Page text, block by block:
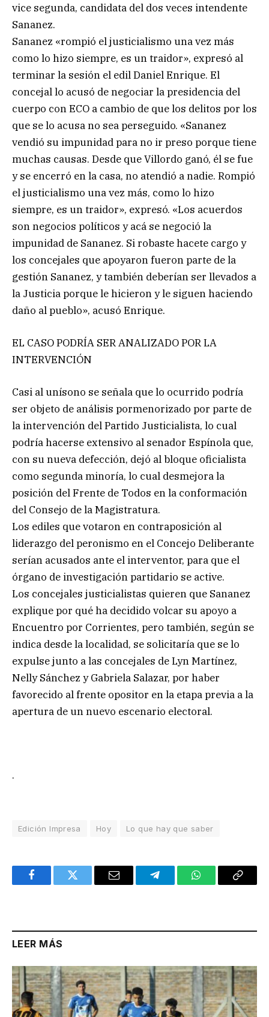
vice segunda, candidata del dos veces intendente
Sananez.
Sananez «rompió el justicialismo una vez más
como lo hizo siempre, es un traidor», expresó al
terminar la sesión el edil Daniel Enrique. El
concejal lo acusó de negociar la presidencia del
cuerpo con ECO a cambio de que los delitos por los
que se lo acusa no sea perseguido. «Sananez
vendió su impunidad para no ir preso porque tiene
muchas causas. Desde que Villordo ganó, él se fue
y se encerró en la casa, no atendió a nadie. Rompió
el justicialismo una vez más, como lo hizo
siempre, es un traidor», expresó. «Los acuerdos
son negocios políticos y acá se negoció la
impunidad de Sananez. Si robaste hacete cargo y
los concejales que apoyaron fueron parte de la
gestión Sananez, y también deberían ser llevados a
la Justicia porque le hicieron y le siguen haciendo
daño al pueblo», acusó Enrique.
EL CASO PODRÍA SER ANALIZADO POR LA
INTERVENCIÓN
Casi al unísono se señala que lo ocurrido podría
ser objeto de análisis pormenorizado por parte de
la intervención del Partido Justicialista, lo cual
podría hacerse extensivo al senador Espínola que,
con su nueva defección, dejó al bloque oficialista
como segunda minoría, lo cual desmejora la
posición del Frente de Todos en la conformación
del Consejo de la Magistratura.
Los ediles que votaron en contraposición al
liderazgo del peronismo en el Concejo Deliberante
serían acusados ante el interventor, para que el
órgano de investigación partidario se active.
Los concejales justicialistas quieren que Sananez
explique por qué ha decidido volcar su apoyo a
Encuentro por Corrientes, pero también, según se
indica desde la localidad, se solicitaría que se lo
expulse junto a las concejales de Lyn Martínez,
Nelly Sánchez y Gabriela Salazar, por haber
favorecido al frente opositor en la etapa previa a la
apertura de un nuevo escenario electoral.
.
Edición Impresa Hoy Lo que hay que saber
FacebookTwitter Email TelegramWhatsAppCopy
LEER MÁS